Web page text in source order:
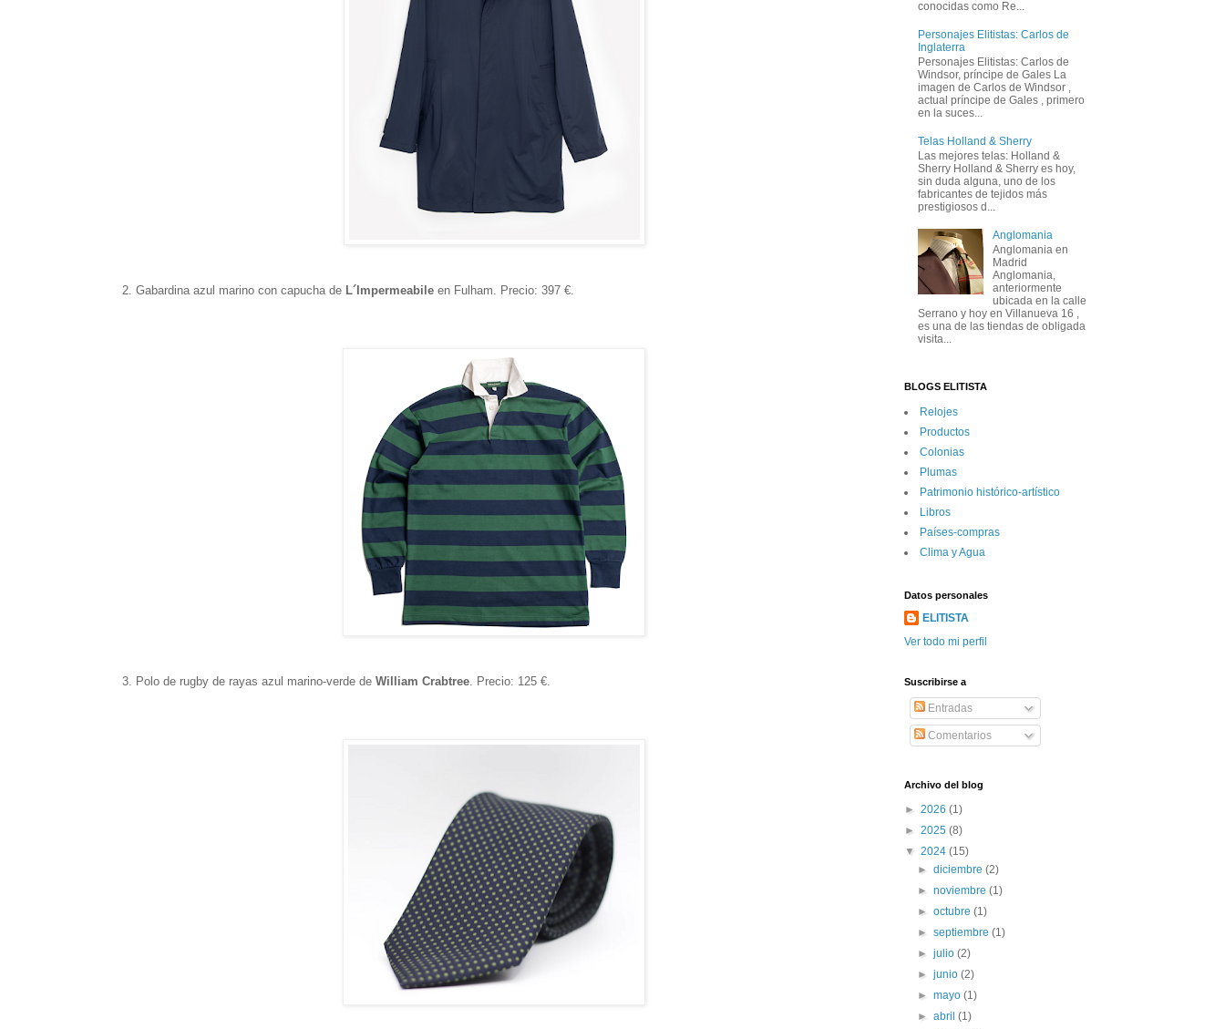
2. Gabardina azul marino con capucha de L´Impermeabile en Fulham. Precio: 397 €.
3. Polo de rugby de rayas azul marino-verde de William Crabtree. Precio: 125 €.
conocidas como Re...
Personajes Elitistas: Carlos de
Inglaterra
Personajes Elitistas: Carlos de
Windsor, príncipe de Gales La
imagen de Carlos de Windsor ,
actual príncipe de Gales , primero
en la suces...
Telas Holland & Sherry
Las mejores telas: Holland &
Sherry Holland & Sherry es hoy,
sin duda alguna, uno de los
fabricantes de tejidos más
prestigiosos d...
Anglomania
Anglomania en
Madrid
Anglomania,
anteriormente
ubicada en la calle
Serrano y hoy en Villanueva 16 ,
es una de las tiendas de obligada
visita...
BLOGS ELITISTA
Relojes
Productos
Colonias
Plumas
Patrimonio histórico-artí­stico
Libros
Paí­ses-compras
Clima y Agua
Datos personales
ELITISTA
Ver todo mi perfil
Suscribirse a
Entradas
Comentarios
Archivo del blog
► 2026 (1)
► 2025 (8)
▼ 2024 (15)
►diciembre(2)
►noviembre(1)
►octubre(1)
►septiembre(1)
►julio(2)
►junio(2)
►mayo(1)
►abril(1)